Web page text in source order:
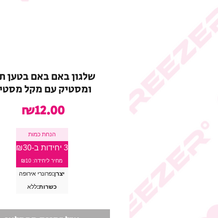
שלגון באם באם בטען
ומסטיק עם מקל
₪12.00
הנחת כמות
3 יחידות ב-₪30
מחיר ליחידה: ₪10
יצרן:פרונרי אירופה
כשרות:ללא